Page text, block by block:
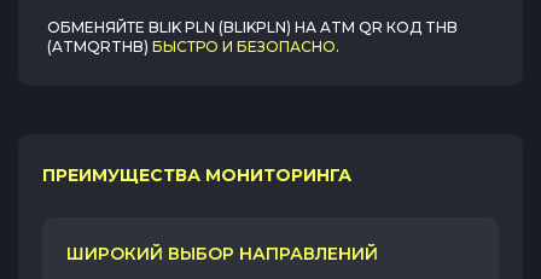
ОБМЕНЯЙТЕ BLIK PLN (BLIKPLN) НА ATM QR КОД THB
(ATMQRTHB) БЫСТРО И БЕЗОПАСНО.
ПРЕИМУЩЕСТВА МОНИТОРИНГА
ШИРОКИЙ ВЫБОР НАПРАВЛЕНИЙ